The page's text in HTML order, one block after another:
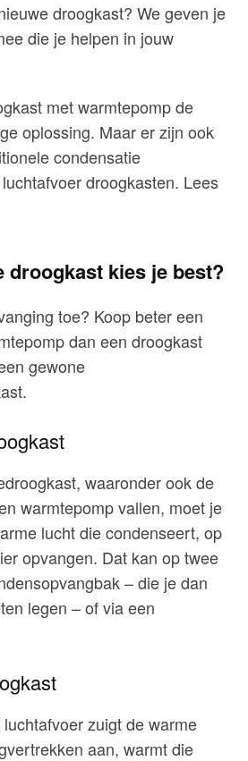
droogkast? We geven je
die je helpen in jouw
met warmtepomp de
oplossing. Maar er zijn ook
condensatie
droogkasten. Lees
droogkast kies je best?
toe? Koop beter een
dan een droogkast
gewone
waaronder ook de
warmtepomp vallen, moet je
lucht die condenseert, op
opvangen. Dat kan op twee
– die je dan
legen – of via een
zuigt de warme
aan, warmt die